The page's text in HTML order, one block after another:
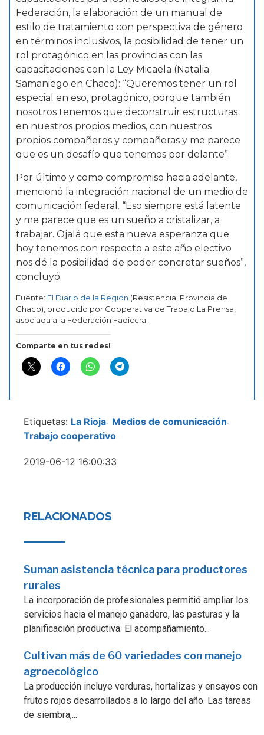
Federación, la elaboración de un manual de
estilo de tratamiento con perspectiva de género
en términos inclusivos, la posibilidad de tener un
rol protagónico en las provincias con las
capacitaciones con la Ley Micaela (Natalia
Samaniego en Chaco): “Queremos tener un rol
especial en eso, protagónico, porque también
nosotros tenemos que deconstruir estructuras
en nuestros propios medios, con nuestros
propios compañeros y compañeras y me parece
que es un desafío que tenemos por delante”.
Por último y como compromiso hacia adelante,
mencionó la integración nacional de un medio de
comunicación federal. “Eso siempre está latente
y me parece que es un sueño a cristalizar, a
trabajar. Ojalá que esta nueva esperanza que
hoy tenemos con respecto a este año electivo
nos dé la posibilidad de poder concretar sueños”,
concluyó.
Fuente: El Diario de la Región (Resistencia, Provincia de
Chaco), producido por Cooperativa de Trabajo La Prensa,
asociada a la Federación Fadiccra.
Comparte en tus redes!
Etiquetas: La Rioja- Medios de comunicación-
Trabajo cooperativo
2019-06-12 16:00:33
RELACIONADOS
Suman asistencia técnica para productores
rurales
La incorporación de profesionales permitió ampliar los
servicios hacia el manejo ganadero, las pasturas y la
planificación productiva. El acompañamiento...
Cultivan más de 60 variedades con manejo
agroecológico
La producción incluye verduras, hortalizas y ensayos con
frutos rojos desarrollados a lo largo del año. Las tareas
de siembra,...